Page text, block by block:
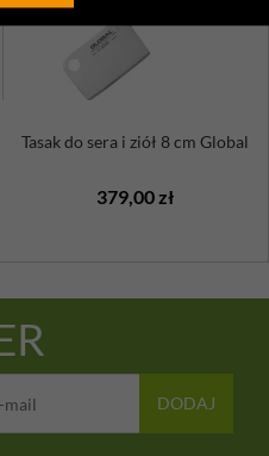
Tasak do sera i ziół 8 cm Global
379,00 zł
DODAJ